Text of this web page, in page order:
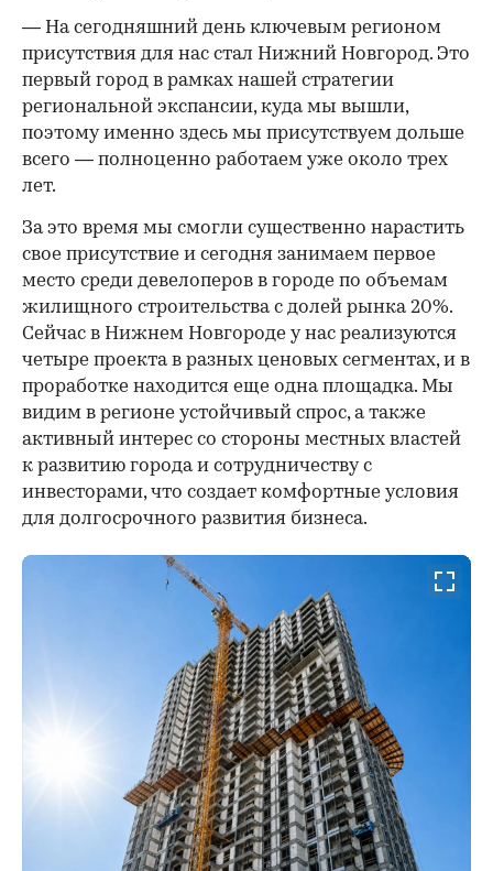
— На сегодняшний день ключевым регионом
присутствия для нас стал Нижний Новгород. Это
первый город в рамках нашей стратегии
региональной экспансии, куда мы вышли,
поэтому именно здесь мы присутствуем дольше
всего — полноценно работаем уже около трех
лет.
За это время мы смогли существенно нарастить
свое присутствие и сегодня занимаем первое
место среди девелоперов в городе по объемам
жилищного строительства с долей рынка 20%.
Сейчас в Нижнем Новгороде у нас реализуются
четыре проекта в разных ценовых сегментах, и в
проработке находится еще одна площадка. Мы
видим в регионе устойчивый спрос, а также
активный интерес со стороны местных властей
к развитию города и сотрудничеству с
инвесторами, что создает комфортные условия
для долгосрочного развития бизнеса.